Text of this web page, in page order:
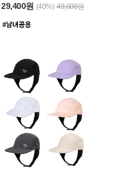
29,400원 (40%) 49,000원